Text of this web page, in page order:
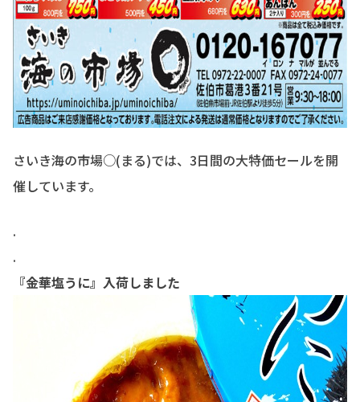
さいき海の市場○(まる)では、3日間の大特価セールを開
催しています。
.
.
『金華塩うに』入荷しました